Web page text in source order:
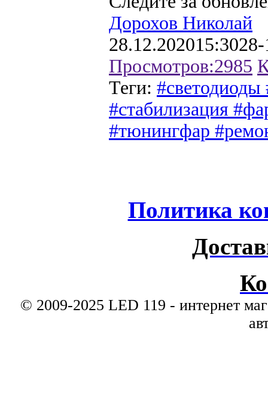
Дорохов Николай
28.12.202015:30
Просмотров:2985
Теги:
#стабилизация
#тюнингфар
Политика
© 2009-2025 LED 119 - интернет